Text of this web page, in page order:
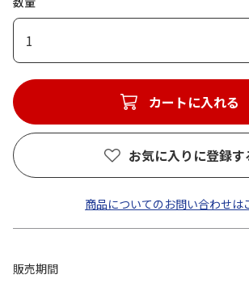
1
カートに入れる
お気に入りに登録す
商品についてのお問い合わせは
販売期間